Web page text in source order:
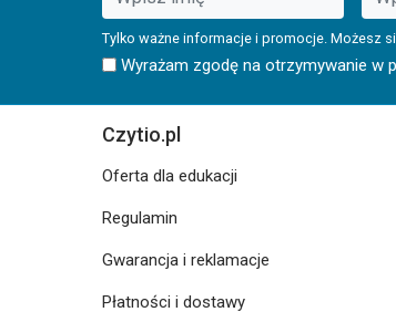
Tylko ważne informacje i promocje. Możesz
Wyrażam zgodę na otrzymywanie w
Czytio.pl
Oferta dla edukacji
Regulamin
Gwarancja i reklamacje
Płatności i dostawy